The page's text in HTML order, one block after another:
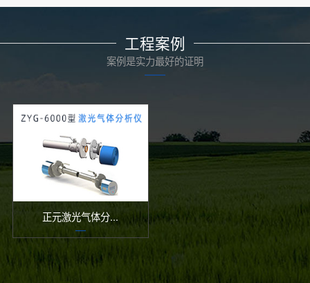
工程案例
案例是实力最好的证明
正元激光气体分...